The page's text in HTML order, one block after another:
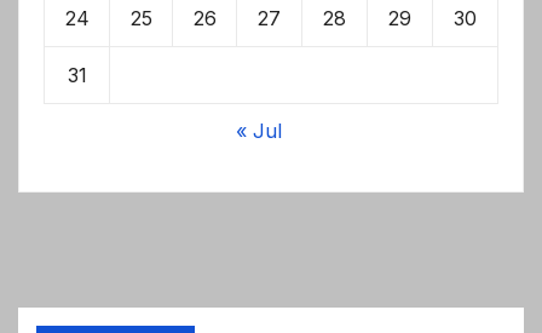
24 25 26 27 28 29 30
31
« Jul